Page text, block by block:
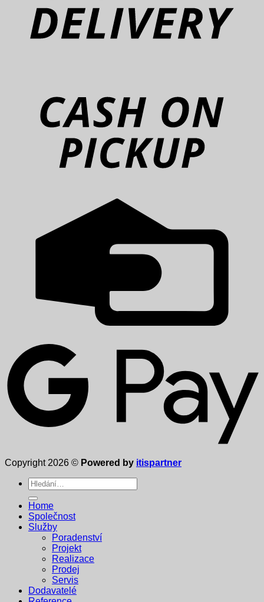
Copyright 2026 © Powered by itispartner
Hledat:
Home
Společnost
Služby
Poradenství
Projekt
Realizace
Prodej
Servis
Dodavatelé